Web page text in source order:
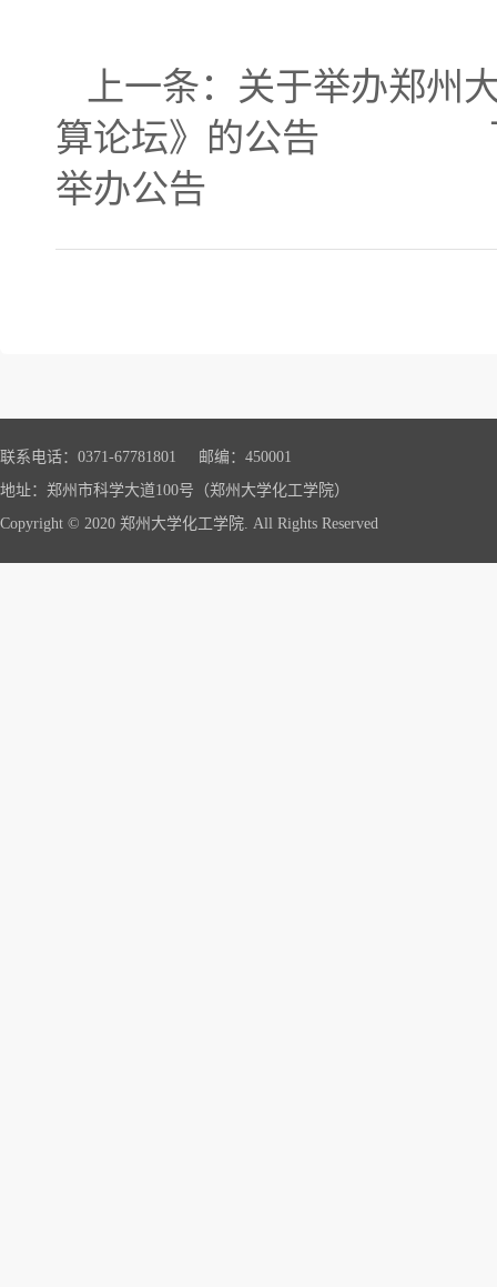
上一条： 关于举办郑州
算论坛》的公告 下
举办公告
联系电话：0371-67781801 邮编：450001
地址：郑州市科学大道100号（郑州大学化工学院）
Copyright © 2020 郑州大学化工学院. All Rights Reserved